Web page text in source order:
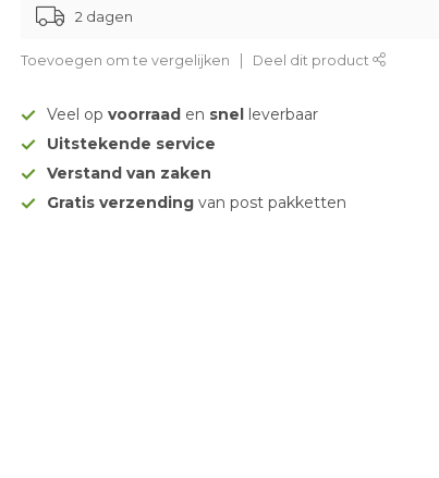
2 dagen
Toevoegen om te vergelijken Deel dit product
Veel op voorraad en snel leverbaar
Uitstekende service
Verstand van zaken
Gratis verzendingvan post pakketten